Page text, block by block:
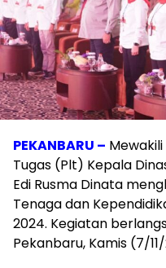
PEKANBARU –
Tugas (Plt) Kepala
Edi Rusma Dinata
Tenaga dan
2024. Kegiatan
Pekanbaru, Kamis (7/